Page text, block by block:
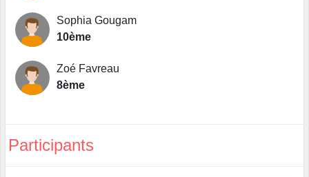
Sophia Gougam
10ème
Zoé Favreau
8ème
Participants